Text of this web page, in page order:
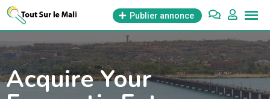
Aller
Publier annonce
Acquire Your